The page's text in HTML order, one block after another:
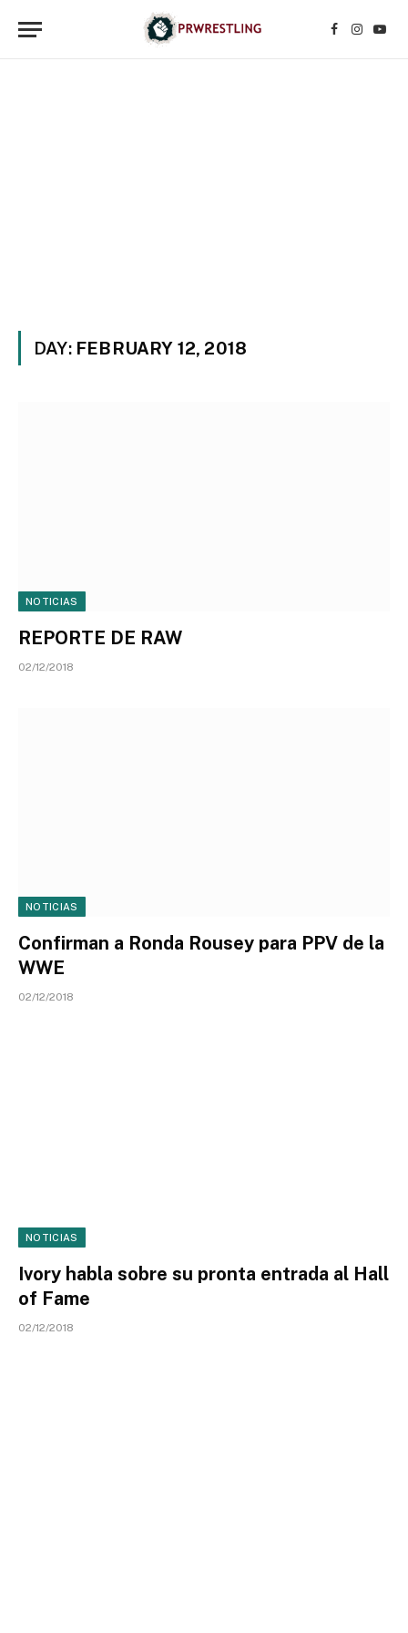
Facebook
DAY: FEBRUARY 12, 2018
NOTICIAS
REPORTE DE RAW
02/12/2018
NOTICIAS
Confirman a Ronda Rousey para PPV de la
WWE
02/12/2018
NOTICIAS
Ivory habla sobre su pronta entrada al Hall
of Fame
02/12/2018